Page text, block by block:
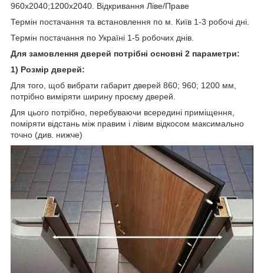
960х2040;1200х2040. Відкривання Ліве/Праве
Термін постачання та встановлення по м. Київ 1-3 робочі дні.
Термін постачання по Україні 1-5 робочих днів.
Для замовлення дверей потрібні основні 2 параметри:
1) Розмір дверей:
Для того, щоб вибрати габарит дверей 860; 960; 1200 мм,
потрібно виміряти ширину проєму дверей.
Для цього потрібно, перебуваючи всередині приміщення,
поміряти відстань між правим і лівим відкосом максимально
точно (див. нижче)